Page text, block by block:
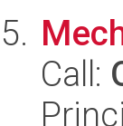
Call: